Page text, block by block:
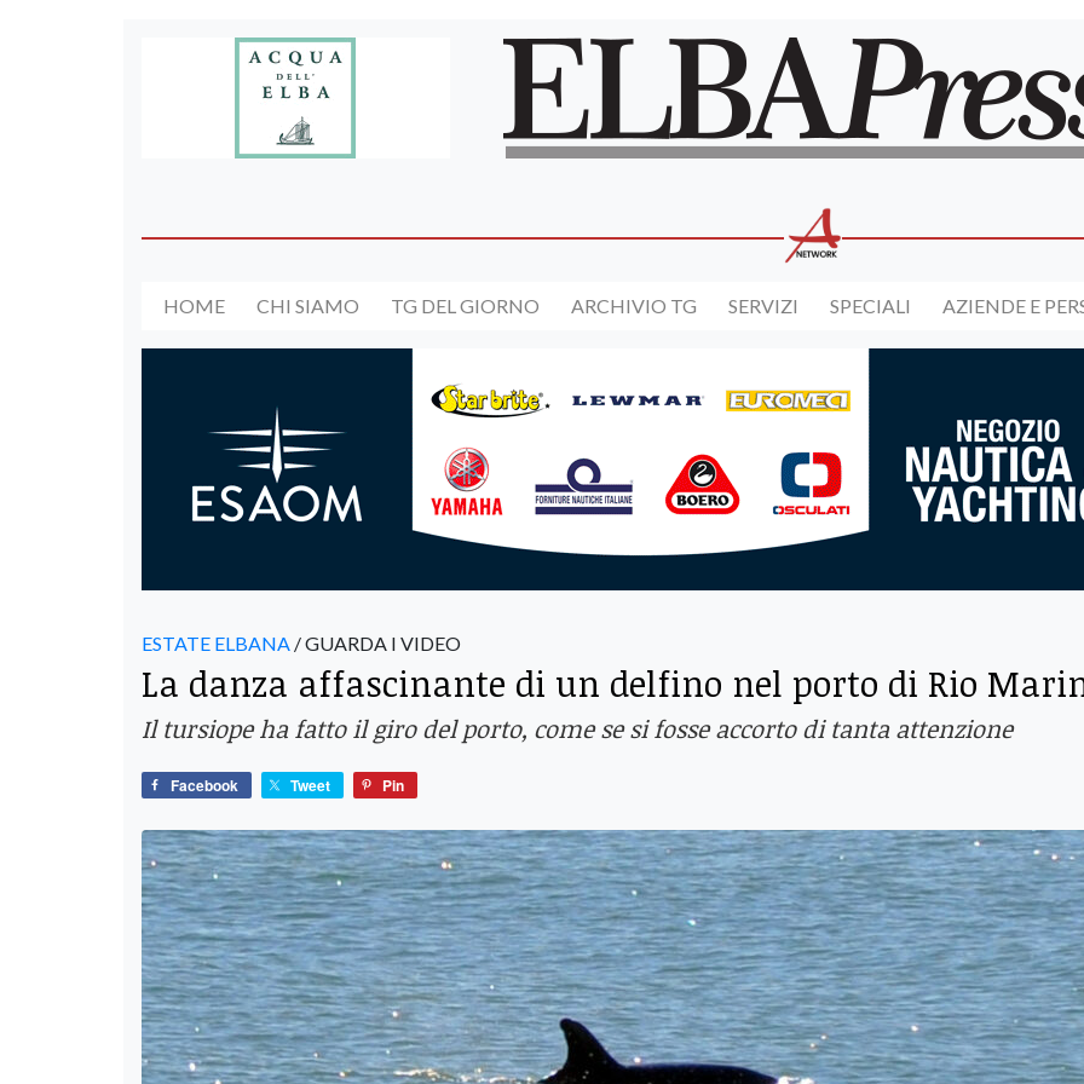
HOME CHI SIAMO TG DEL GIORNO ARCHIVIO TG SERVIZI SPECIALI AZIENDE E
ESTATE ELBANA / GUARDA I VIDEO
La danza affascinante di un delfino nel porto di Rio
Il tursiope ha fatto il giro del porto, come se si fosse accorto di tanta attenzione
Facebook Tweet Pin